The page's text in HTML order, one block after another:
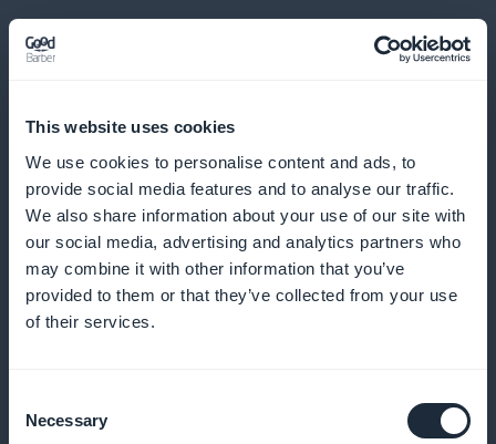
This website uses cookies
We use cookies to personalise content and ads, to
provide social media features and to analyse our traffic.
We also share information about your use of our site with
our social media, advertising and analytics partners who
may combine it with other information that you’ve
provided to them or that they’ve collected from your use
of their services.
Selection
Necessary
tendenze del fai-da-te
Fornite un'analisi approfondita delle tendenze attuali
del fai-da-te e della personalizzazione per
mantenere i vostri abbonati all'avanguardia
Assicuratevi che le offerte di abbonamento siano